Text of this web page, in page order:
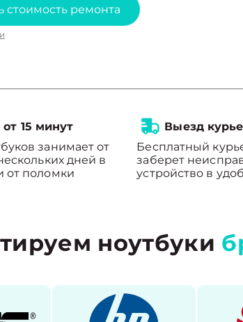
стоимость ремонта
15 минут
занимает от
дней в
от поломки
Выезд
Бесплатный
заберет
устройство в
ноутбуки